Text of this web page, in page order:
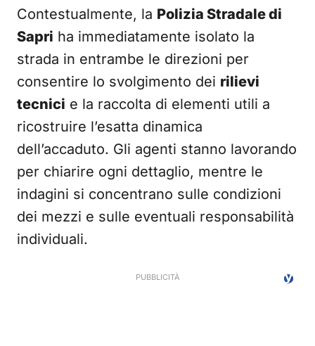
Contestualmente, la Polizia Stradale di
Sapri ha immediatamente isolato la
strada in entrambe le direzioni per
consentire lo svolgimento dei rilievi
tecnici e la raccolta di elementi utili a
ricostruire l’esatta dinamica
dell’accaduto. Gli agenti stanno lavorando
per chiarire ogni dettaglio, mentre le
indagini si concentrano sulle condizioni
dei mezzi e sulle eventuali responsabilità
individuali.